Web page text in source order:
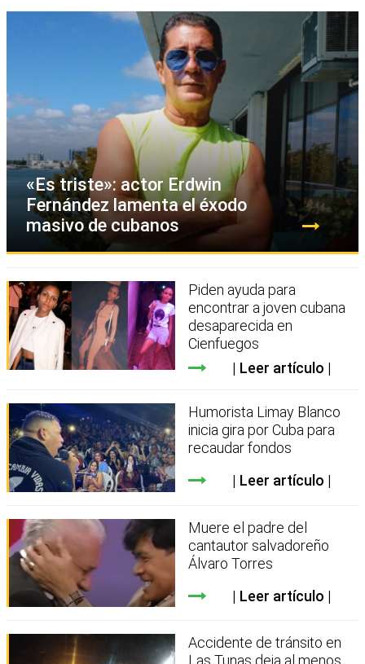
«Es triste»: actor Erdwin
Fernández lamenta el éxodo
masivo de cubanos
Piden ayuda para
encontrar a joven cubana
desaparecida en
Cienfuegos
Leer artículo
Humorista Limay Blanco
inicia gira por Cuba para
recaudar fondos
Leer artículo
Muere el padre del
cantautor salvadoreño
Álvaro Torres
Leer artículo
Accidente de tránsito en
Las Tunas deja al menos